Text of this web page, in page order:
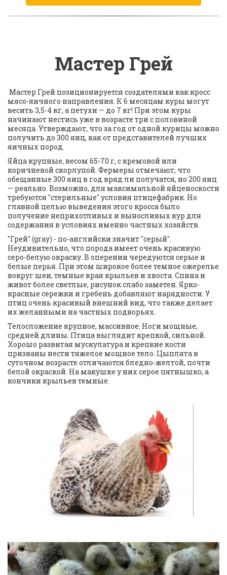
Мастер Грей
мясо-яичного направления. К 6 месяцам куры могут
весить 3,5-4 кг, а петухи — до 7 кг! При этом куры
начинают нестись уже в возрасте три с половиной
месяца. Утверждают, что за год от одной курицы можно
получить до 300 яиц, как от представителей лучших
яичных пород.
Яйца крупные, весом 65-70 г, с кремовой или
коричневой скорлупой. Фермеры отмечают, что
обещанные 300 яиц в год вряд ли получатся, но 200 яиц
— реально. Возможно, для максимальной яйценоскости
требуются "стерильные" условия птицефабрик. Но
главной целью выведения этого кросса было
получение неприхотливых и выносливых кур для
содержания в условиях именно частных хозяйств.
"Грей" (gray) - по-английски значит "серый".
Неудивительно, что порода имеет очень красивую
серо-белую окраску. В оперении чередуются серые и
белые перья. При этом широкое более темное ожерелье
вокруг шеи, темные края крыльев и хвоста. Спина и
живот более светлые, рисунок слабо заметен. Ярко-
красные сережки и гребень добавляют нарядности. У
птиц очень красивый внешний вид, что также делает
их желанными на частных подворьях.
Телосложение крупное, массивное. Ноги мощные,
средней длины. Птица выглядит крепкой, сильной.
Хорошо развитая мускулатура и крепкие кости
призваны нести тяжелое мощное тело. Цыплята в
суточном возрасте отличаются бледно-желтой, почти
белой окраской. На макушке у них серое пятнышко, а
кончики крыльев темные.